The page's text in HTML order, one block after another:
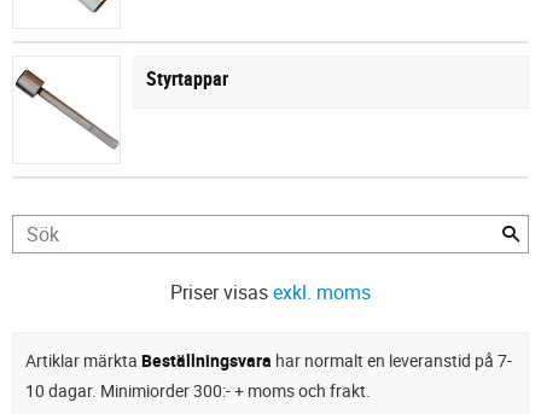
Styrtappar
Priser visasexkl. moms
Artiklar märkta Beställningsvara har normalt en leveranstid på 7-
10 dagar. Minimiorder 300:- + moms och frakt.